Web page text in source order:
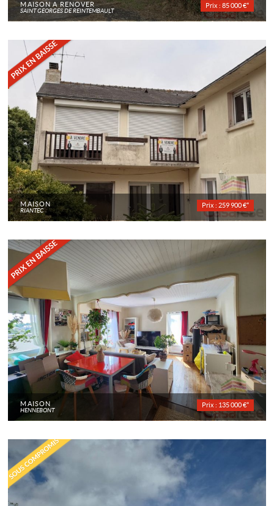
MAISON À RÉNOVER
SAINT GEORGES DE REINTEMBAULT
Prix : 85 000 €*
MAISON
RIANTEC
Prix : 259 900 €*
MAISON
HENNEBONT
Prix : 135 000 €*